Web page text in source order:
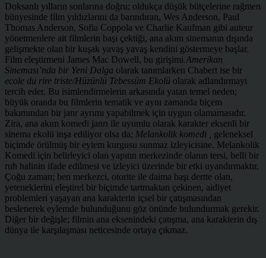
Doksanlı yılların sonlarına doğru; oldukça düşük bütçelerine rağmen
bünyesinde film yıldızlarını da barındıran, Wes Anderson, Paul
Thomas Anderson, Sofia Coppola ve Charlie Kaufman gibi auteur
yönetmenlere ait filmlerin başı çektiği, ana akım sinemanın dışında
gelişmekte olan bir kuşak yavaş yavaş kendini göstermeye başlar.
Film eleştirmeni James Mac Dowell, bu girişimi Amerikan
Sineması’nda bir Yeni Dalga olarak tanımlarken Chabert ise bir
ecole du rire triste/Hüzünlü Tebessüm Ekolü olarak adlandırmayı
tercih eder. Bu isimlendirmelerin arkasında yatan temel neden;
büyük oranda bu filmlerin tematik ve aynı zamanda biçem
bakımından bir janr ayrımı yapabilmek için uygun olamamasıdır.
Zira, ana akım komedi janrı ile uyumlu olarak karakter eksenli bir
sinema ekolü inşa ediliyor olsa da; Melankolik komedi ,
geleneksel
biçimde örülmüş bir eylem kurgusu sunmaz izleyicisine. Melankolik
Komedi için belirleyici olan yapıtın merkezinde olanın tersi, belli bir
ruh halinin ifade edilmesi ve izleyici üzerinde bir etki uyandırmaktır.
Çoğu zaman; ben merkezci, otorite ile daima başı dertte olan,
yeteneklerini eleştirel bir biçimde tartmaktan çekinen, aidiyet
problemleri yaşayan ana karakterin içsel bir çatışmasından
beslenerek eylemde bulunduğunu göz önünde bulundurmak gerekir.
Diğer bir değişle; filmin ana eksenindeki çatışma, ana karakterin dış
dünya ile karşılaşması neticesinde ortaya çıkmaz.